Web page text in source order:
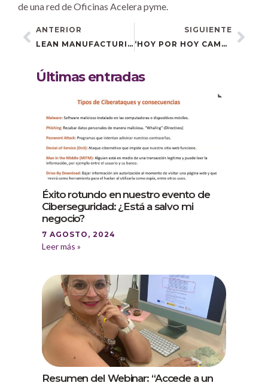
de una red de Oficinas Acelera pyme.
ANTERIOR
LEAN MANUFACTURING: REVULSIVO PARA EL SECTOR DE LA PIEL DE UBRIQUE
SIGUIENTE
‘HOY POR HOY CAMPO DE GIBRALTAR’ SE HACE ECO DEL MARKETPLACE ‘AQUÍ MISMO’
Últimas entradas
Éxito rotundo en nuestro evento de
Ciberseguridad: ¿Está a salvo mi
negocio?
7 AGOSTO, 2024
Leer más »
Resumen del Webinar: “Accede a un